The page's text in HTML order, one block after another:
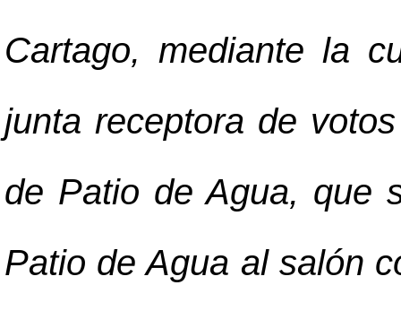
Cartago, mediante la
junta receptora de
de Patio de Agua, que
Patio de Agua al salón